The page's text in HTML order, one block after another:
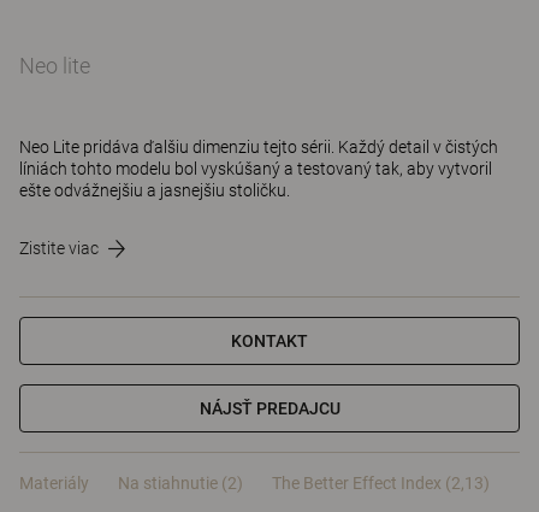
Neo lite
Neo Lite pridáva ďalšiu dimenziu tejto sérii. Každý detail v čistých
líniách tohto modelu bol vyskúšaný a testovaný tak, aby vytvoril
ešte odvážnejšiu a jasnejšiu stoličku.
Zistite viac
KONTAKT
NÁJSŤ PREDAJCU
Materiály Na stiahnutie (2) The Better Effect Index (2,13)